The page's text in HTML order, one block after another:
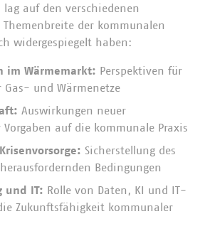
lag auf den verschiedenen
Themenbreite der kommunalen
widergespiegelt haben:
im Wärmemarkt: Perspektiven für
Gas- und Wärmenetze
Auswirkungen neuer
auf die kommunale Praxis
Sicherstellung des
Bedingungen
und IT: Rolle von Daten, KI und IT-
Zukunftsfähigkeit kommunaler